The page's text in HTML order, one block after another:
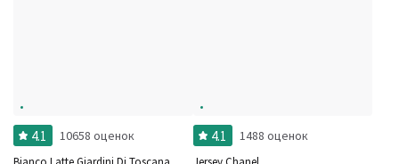
4.1 10658 оценок 4.1 1488 оценок